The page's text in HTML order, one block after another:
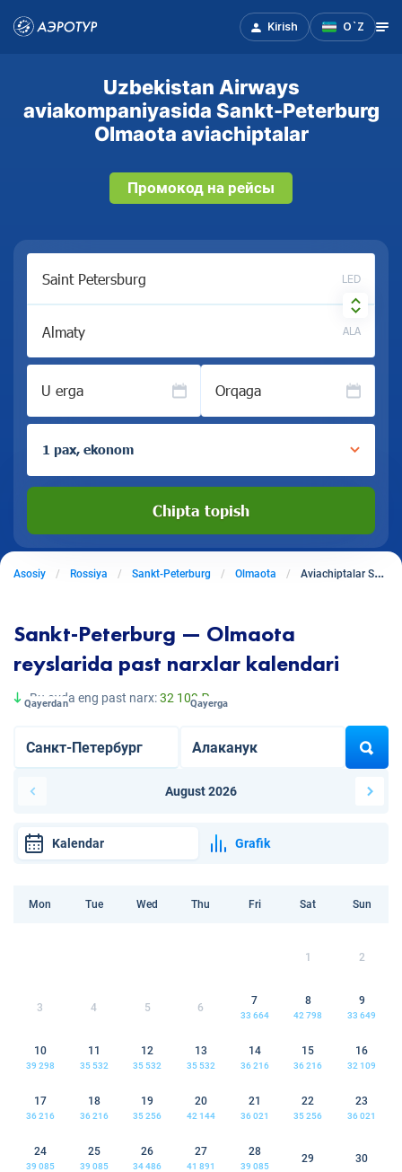
Kirish O`Z
Uzbekistan Airways
aviakompaniyasida Sankt-Peterburg
Olmaota aviachiptalar
Промокод на рейсы
LED
ALA
U erga Orqaga
1 pax, ekonom
Chipta topish
Asosiy Rossiya Sankt-Peterburg Olmaota Aviachiptalar Sankt-Peterburgdan Olmaotaga
Sankt-Peterburg — Olmaota
reyslarida past narxlar kalendari
Bu oyda eng past narx:32 109 ₽
Qayerdan Qayerga
August 2026
Kalendar Grafik
Mon Tue Wed Thu Fri Sat Sun
1 2
3 4 5 6
7
33 664
8
42 798
9
33 649
10
39 298
11
35 532
12
35 532
13
35 532
14
36 216
15
36 216
16
32 109
17
36 216
18
36 216
19
35 256
20
42 144
21
36 021
22
35 256
23
36 021
24
39 085
25
39 085
26
34 486
27
41 891
28
39 085
29 30